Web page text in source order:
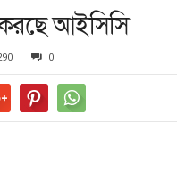
আইসিসি
0